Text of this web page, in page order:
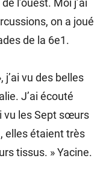
l’ouest. Moi j’ai
on a joué
de la 6e1.
j’ai vu des belles
J’ai écouté
vu les Sept sœurs
elles étaient très
tissus. » Yacine.